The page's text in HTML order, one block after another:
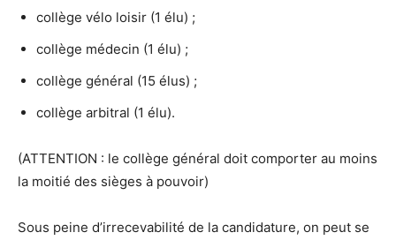
collège vélo loisir (1 élu) ;
collège médecin (1 élu) ;
collège général (15 élus) ;
collège arbitral (1 élu).
(ATTENTION : le collège général doit comporter au moins
la moitié des sièges à pouvoir)
Sous peine d’irrecevabilité de la candidature, on peut se